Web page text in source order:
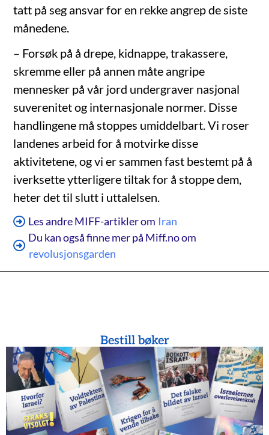
tatt på seg ansvar for en rekke angrep de siste
månedene.
– Forsøk på å drepe, kidnappe, trakassere,
skremme eller på annen måte angripe
mennesker på vår jord undergraver nasjonal
suverenitet og internasjonale normer. Disse
handlingene må stoppes umiddelbart. Vi roser
landenes arbeid for å motvirke disse
aktivitetene, og vi er sammen fast bestemt på å
iverksette ytterligere tiltak for å stoppe dem,
heter det til slutt i uttalelsen.
Les andre MIFF-artikler om Iran
Du kan også finne mer på Miff.no om
revolusjonsgarden
Bestill bøker